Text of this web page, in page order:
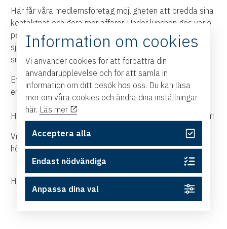
Här får våra medlemsföretag möjligheten att bredda sina
kontaktnät och göra mer affärer. Under lunchen ges varje
person som vill möjlighet att runt bordet berätta om sig
själv och sitt företag. Vi matchar i er i grupper i två olika
sittningar.
Ett enkelt och effektivt sätt att marknadsföra sina
erbjudanden.
Handelskammaren står för god lunch till alla medlemmar!
Vi har 35 platser på varje lunch, först till kvarn gäller och
högst 1 person från samma företag!
Hjärtligt välkommen!
Information om cookies
Vi använder cookies för att förbättra din
användarupplevelse och för att samla in
information om ditt besök hos oss. Du kan läsa
mer om våra cookies och ändra dina inställningar
här. Läs mer
Acceptera alla
Endast nödvändiga
Anpassa dina val